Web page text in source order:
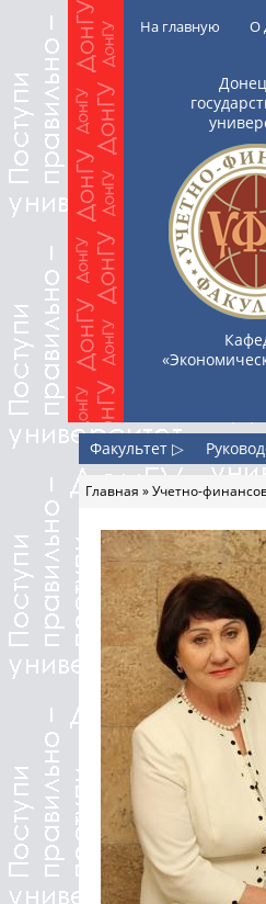
Перейти к основному содержанию
На главную О
Факультет ▷
Вы здесь
Главная »Учетно-